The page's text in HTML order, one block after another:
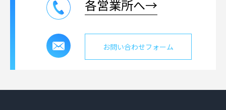
各営業所へ→
お問い合わせフォーム